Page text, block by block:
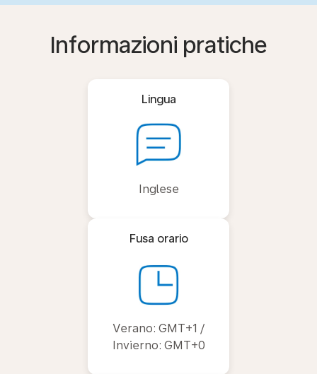
Informazioni pratiche
Lingua
Inglese
Fusa orario
Verano: GMT+1 /
Invierno: GMT+0